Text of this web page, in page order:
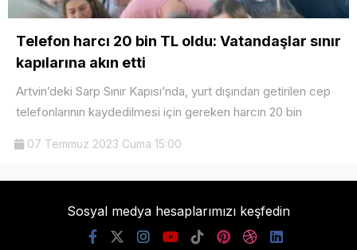
Telefon harcı 20 bin TL oldu: Vatandaşlar sınır
kapılarına akın etti
Artvin’deki Sarp Sınır Kapısı’nda, yurt dışından getirilen cep
telefonlarının kaydedilmesi için gereken harcın 20 bin
07 Temmuz 2023 Cuma 15:00
Sosyal medya hesaplarımızı keşfedin